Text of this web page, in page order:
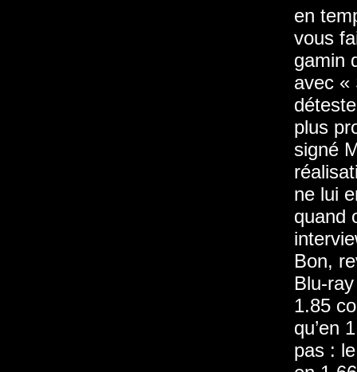
en
vous
gamin
avec «
plus
signé
ne lui
quand
Bon,
Blu-
1.85
qu’en
pas :